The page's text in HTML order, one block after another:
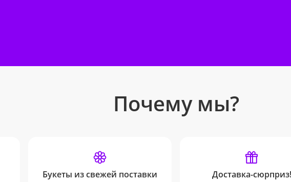
Почему мы?
Букеты из свежей поставки
Доставка-сюрприз!